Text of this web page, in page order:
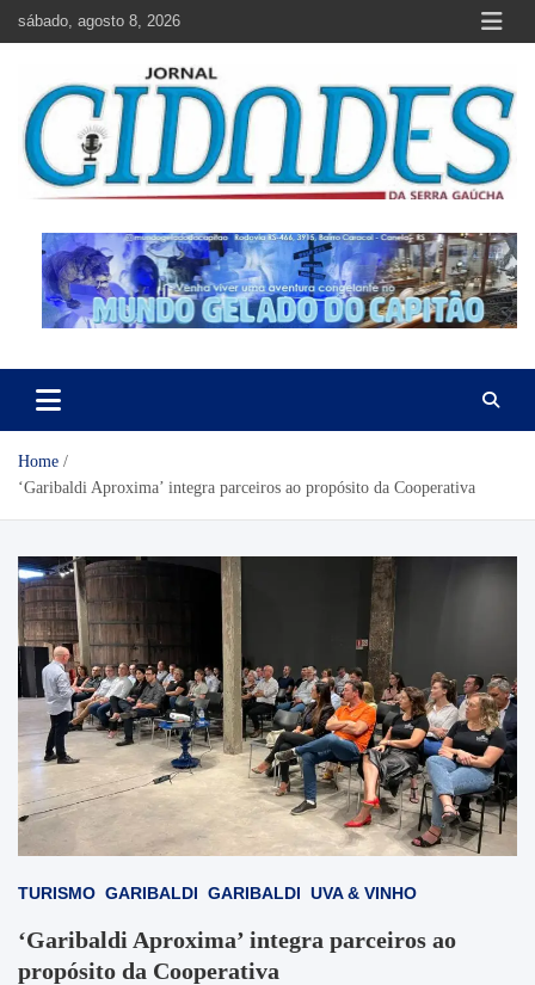
sábado, agosto 8, 2026
Jornal Cidades da Serra Gaúcha
Home
‘Garibaldi Aproxima’ integra parceiros ao propósito da Cooperativa
TURISMO GARIBALDI GARIBALDI UVA & VINHO
‘Garibaldi Aproxima’ integra parceiros ao
propósito da Cooperativa